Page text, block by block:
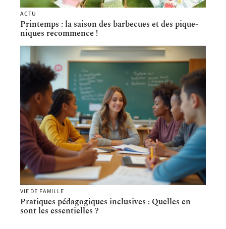
ACTU
Printemps : la saison des barbecues et des pique-
niques recommence !
VIE DE FAMILLE
Pratiques pédagogiques inclusives : Quelles en
sont les essentielles ?